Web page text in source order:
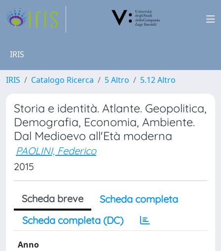
IRIS
IRIS Catalogo Ricerca 5 Altro 5.12 Altro
Storia e identità. Atlante. Geopolitica,
Demografia, Economia, Ambiente.
Dal Medioevo all'Età moderna
PAOLINI, Federico
2015
Scheda breve
Scheda completa
Scheda completa (DC)
Anno